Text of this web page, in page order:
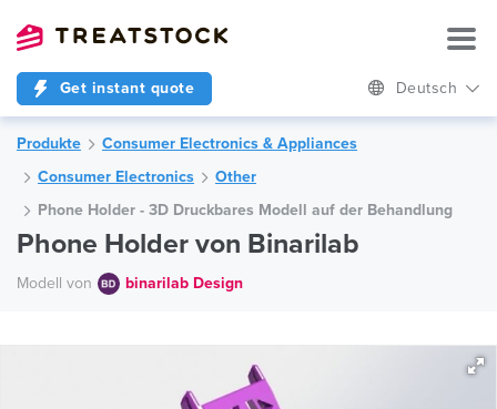
Get instant quote Deutsch
Produkte
Consumer Electronics & Appliances
Consumer Electronics
Other
Phone Holder - 3D Druckbares Modell auf der Behandlung
Phone Holder von Binarilab
Modell von binarilab Design